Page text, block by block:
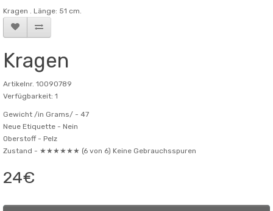
Kragen . Länge: 51 cm.
Kragen
Artikelnr. 10090789
Verfügbarkeit: 1
Gewicht /in Grams/ - 47
Neue Etiquette - Nein
Oberstoff - Pelz
Zustand - ★★★★★★ (6 von 6) Keine Gebrauchsspuren
24€